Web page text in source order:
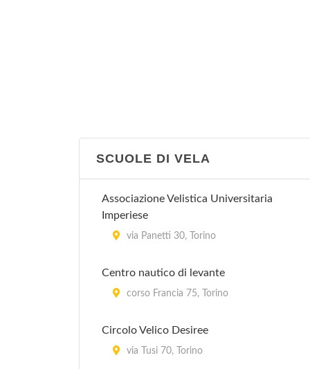
SCUOLE DI VELA
Associazione Velistica Universitaria
Imperiese
via Panetti 30, Torino
Centro nautico di levante
corso Francia 75, Torino
Circolo Velico Desiree
via Tusi 70, Torino